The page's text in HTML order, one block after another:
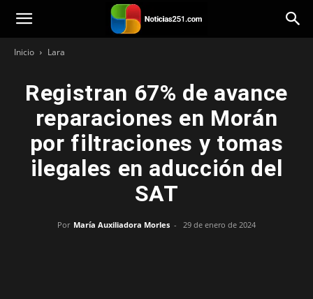
Noticias251
Inicio Lara
Registran 67% de avance
reparaciones en Morán
por filtraciones y tomas
ilegales en aducción del
SAT
Por María Auxiliadora Morles - 29 de enero de 2024